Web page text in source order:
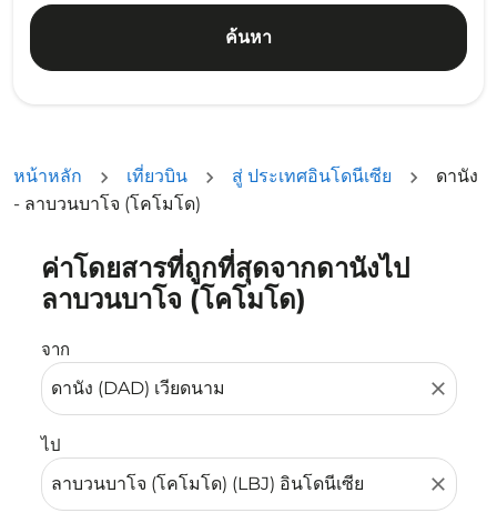
ค้นหา
หน้าหลัก เที่ยวบิน สู่ ประเทศอินโดนีเซีย
ดานัง
- ลาบวนบาโจ (โคโมโด)
ค่าโดยสารที่ถูกที่สุดจากดานังไป
ลาบวนบาโจ (โคโมโด)
จาก
close
ไป
close
ลองอัปเดตเส้นทางของคุณ (ต้นทางและ/หรือปลายทาง) หรื